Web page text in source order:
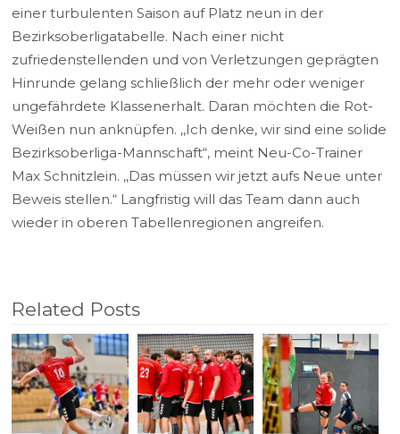
einer turbulenten Saison auf Platz neun in der
Bezirksoberligatabelle. Nach einer nicht
zufriedenstellenden und von Verletzungen geprägten
Hinrunde gelang schließlich der mehr oder weniger
ungefährdete Klassenerhalt. Daran möchten die Rot-
Weißen nun anknüpfen. ,,Ich denke, wir sind eine solide
Bezirksoberliga-Mannschaft“, meint Neu-Co-Trainer
Max Schnitzlein. ,,Das müssen wir jetzt aufs Neue unter
Beweis stellen.“ Langfristig will das Team dann auch
wieder in oberen Tabellenregionen angreifen.
Related Posts